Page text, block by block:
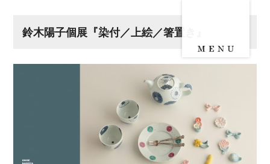
鈴木陽子個展『染付／上絵／箸置き』